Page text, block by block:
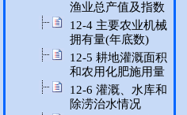
渔业总产值及指数
12-4 主要农业机械
拥有量(年底数)
12-5 耕地灌溉面积
和农用化肥施用量
12-6 灌溉、水库和
除涝治水情况